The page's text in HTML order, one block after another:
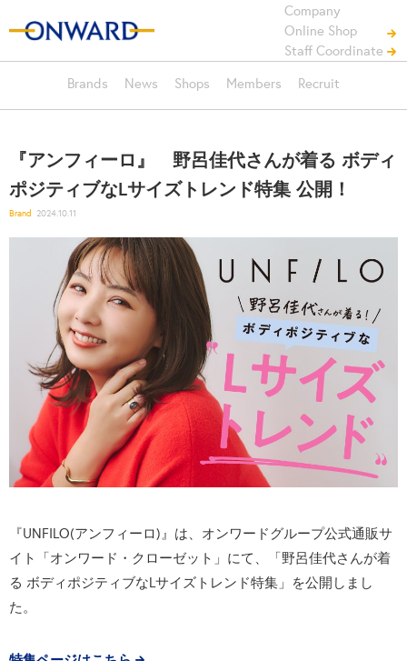
Company
Online Shop
Staff Coordinate
Brands
News Shops Members Recruit
『アンフィーロ』 野呂佳代さんが着る ボディ
ポジティブなLサイズトレンド特集 公開！
Brand 2024.10.11
『UNFILO(アンフィーロ)』は、オンワードグループ公式通販サ
イト「オンワード・クローゼット」にて、「野呂佳代さんが着
る ボディポジティブなLサイズトレンド特集」を公開しまし
た。